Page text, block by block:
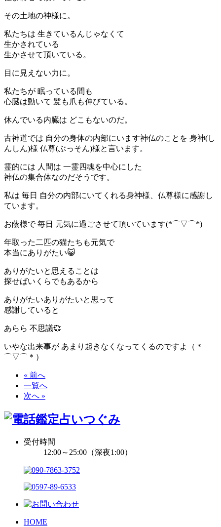
その土地の神様に。
私たちは 生きているんじゃなくて
生かされている
生かさせて頂いている。
目に見えない力に。
私たちが 眠っている間も
心臓は動いて 髪も爪も伸びている。
休んでいる内臓は どこもないのだ。
古神道では 自分の身体の内部にいます神仏のことを 身神(し
んしん)様 仏尊(ぶっそん)様と言います。
霊的には 人間は 一霊四魂を中心にした
神仏の集合体なのだそうです。
私は 毎日 自分の内部にいてくれる身神様、仏尊様に感謝し
ています。
お蔭様で 毎日 元気に過ごさせて頂いています(*⌒▽⌒*)
年取った二匹の猫たちも元気で
本当にありがたい😺
ありがたいと思えることは
探せばいくらでもあるから
ありがたいありがたいと思って
感謝していると
あらら 不思議💞
いやな出来事が あまり起きなくなってくるのですよ（＊
⌒▽⌒＊）
« 前へ
一覧へ
次へ »
受付時間
12:00～25:00（深夜1:00）
HOME